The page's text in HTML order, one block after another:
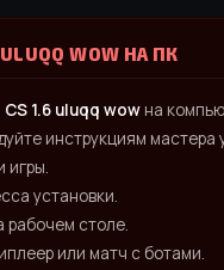
WOW НА ПК
CS 1.6 uluqq wow на
инструкциям мастера
игры.
установки.
рабочем столе.
или матч с ботами.